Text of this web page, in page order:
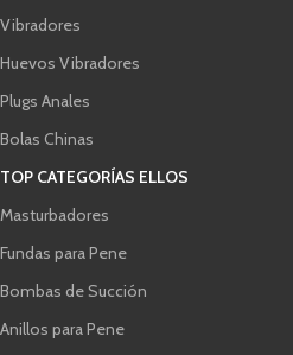
Vibradores
Huevos Vibradores
Plugs Anales
Bolas Chinas
TOP CATEGORÍAS ELLOS
Masturbadores
Fundas para Pene
Bombas de Succión
Anillos para Pene